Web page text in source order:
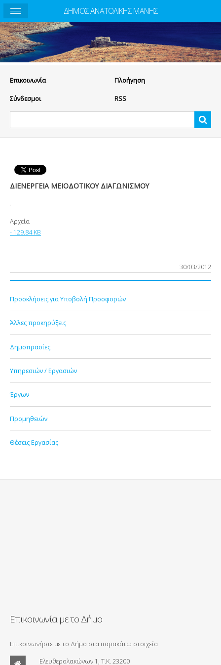
Eπικοινωνία Πλοήγηση
Σύνδεσμοι RSS
ΔΙΕΝΕΡΓΕΙΑ ΜΕΙΟΔΟΤΙΚΟΥ ΔΙΑΓΩΝΙΣΜΟΥ
.
Αρχεία
- 129.84 KB
30/03/2012
Προσκλήσεις για Υποβολή Προσφορών
Άλλες προκηρύξεις
Δημοπρασίες
Υπηρεσιών / Εργασιών
Έργων
Προμηθειών
Θέσεις Εργασίας
Επικοινωνία με το Δήμο
Επικοινωνήστε με το Δήμο στα παρακάτω στοιχεία
Ελευθερολακώνων 1, Τ.Κ. 23200
ΔΗΜΟΣ ΑΝΑΤΟΛΙΚΗΣ ΜΑΝΗΣ